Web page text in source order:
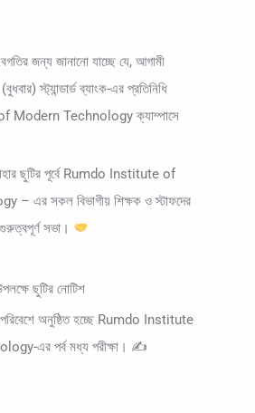
জন্য জানানো যাচ্ছে যে, আগামী
স্ট্যান্ডার্ড ব্যাংক-এর প্রতিনিধি
Modern Technology ক্যাম্পাসে
ছুটির পূর্বে Rumdo Institute of
এর সকল বিভাগীয় শিক্ষক ও স্টাফদের
সভা।
ছুটির নোটিশ
অনুষ্ঠিত হচ্ছে Rumdo Institute
এর পর্ব মধ্য পরীক্ষা। ✍